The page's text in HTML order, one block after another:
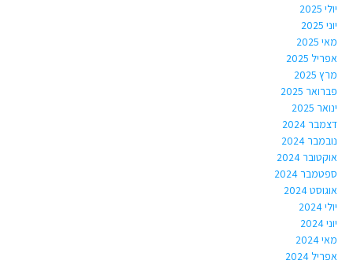
יולי 2025
יוני 2025
מאי 2025
אפריל 2025
מרץ 2025
פברואר 2025
ינואר 2025
דצמבר 2024
נובמבר 2024
אוקטובר 2024
ספטמבר 2024
אוגוסט 2024
יולי 2024
יוני 2024
מאי 2024
אפריל 2024